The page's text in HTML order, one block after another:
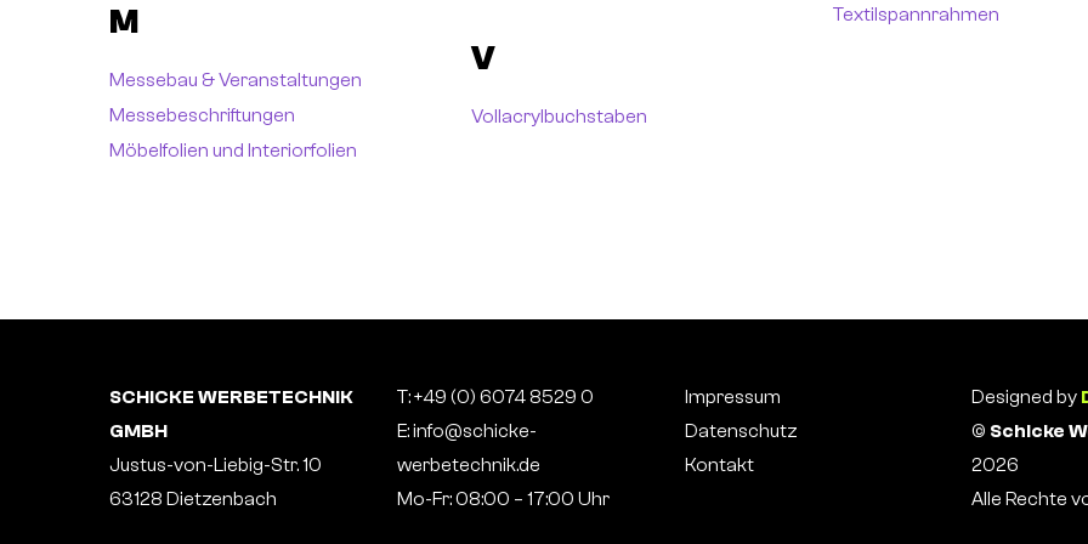
M
Messebau & Veranstaltungen
Messebeschriftungen
Möbelfolien und Interiorfolien
V
Vollacrylbuchstaben
Textilspannrahmen
SCHICKE WERBETECHNIK
GMBH
Justus-von-Liebig-Str. 10
63128 Dietzenbach
T:+49 (0) 6074 8529 0
E:info@schicke-
werbetechnik.de
Mo-Fr: 08:00 – 17:00 Uhr
Impressum
Datenschutz
Kontakt
Designed by
© Schicke
2026
Alle Rechte